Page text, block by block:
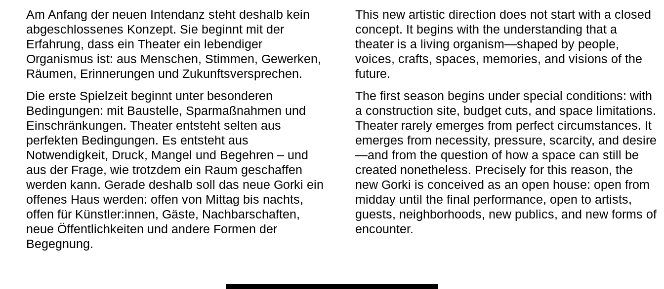
Am Anfang der neuen Intendanz steht deshalb kein
abgeschlossenes Konzept. Sie beginnt mit der
Erfahrung, dass ein Theater ein lebendiger
Organismus ist: aus Menschen, Stimmen, Gewerken,
Räumen, Erinnerungen und Zukunftsversprechen.
Die erste Spielzeit beginnt unter besonderen
Bedingungen: mit Baustelle, Sparmaßnahmen und
Einschränkungen. Theater entsteht selten aus
perfekten Bedingungen. Es entsteht aus
Notwendigkeit, Druck, Mangel und Begehren – und
aus der Frage, wie trotzdem ein Raum geschaffen
werden kann. Gerade deshalb soll das neue Gorki ein
offenes Haus werden: offen von Mittag bis nachts,
offen für Künstler:innen, Gäste, Nachbarschaften,
neue Öffentlichkeiten und andere Formen der
Begegnung.
This new artistic direction does not start with a closed
concept. It begins with the understanding that a
theater is a living organism—shaped by people,
voices, crafts, spaces, memories, and visions of the
future.
The first season begins under special conditions: with
a construction site, budget cuts, and space limitations.
Theater rarely emerges from perfect circumstances. It
emerges from necessity, pressure, scarcity, and desire
—and from the question of how a space can still be
created nonetheless. Precisely for this reason, the
new Gorki is conceived as an open house: open from
midday until the final performance, open to artists,
guests, neighborhoods, new publics, and new forms of
encounter.